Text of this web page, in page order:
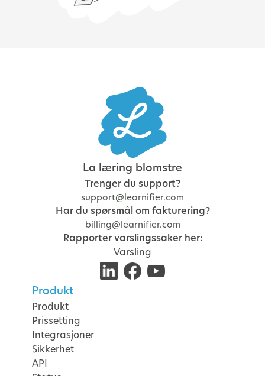
La læring blomstre
Trenger du support?
support@learnifier.com
Har du spørsmål om fakturering?
billing@learnifier.com
Rapporter varslingssaker her:
Varsling
Produkt
Produkt
Prissetting
Integrasjoner
Sikkerhet
API